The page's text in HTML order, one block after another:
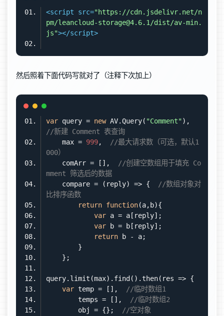
<script src="https://cdn.jsdelivr.net/n
pm/leancloud-storage@4.6.1/dist/av-min.
js"></script>
然后照着下面代码写就对了（注释下次加上）
var query = new AV.Query( "Comment"),
//新建 Comment 表查询
    max =
999,
//最大请求数（可选，默认1
000）
    comArr = [],
//创建空数组用于填充 Co
mment 筛选后的数据
    compare =
( reply) => {
//数组对象对
比排序函数
return function(a,b)
var
var
return
query.limit(max).find().then( res =>
var temp = [],
//临时数组1
        temps = [],
//临时数组2
        obj = {};
//空对象